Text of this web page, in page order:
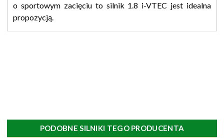
o sportowym zacięciu to silnik 1.8 i-VTEC jest idealna
propozycją.
PODOBNE SILNIKI TEGO PRODUCENTA